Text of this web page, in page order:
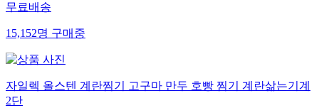
무료배송
15,152명 구매중
자일렉 올스텐 계란찜기 고구마 만두 호빵 찜기 계란삶는기계
2단